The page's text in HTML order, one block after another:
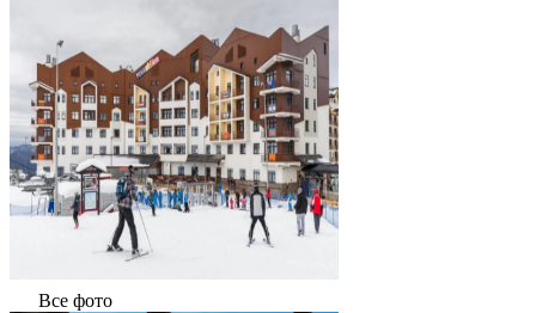
Все фото